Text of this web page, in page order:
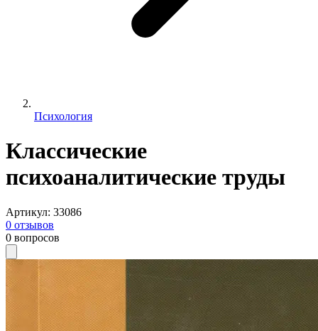
Психология
Классические
психоаналитические труды
Артикул: 33086
0 отзывов
0 вопросов